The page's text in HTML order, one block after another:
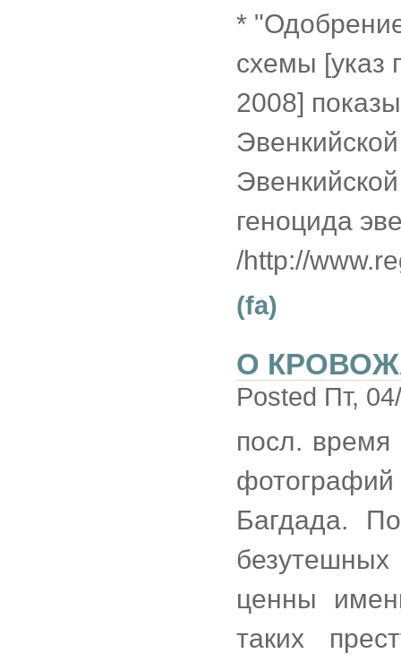
*
схемы [указ
2008]
геноцида
/http://
(fa)
О
Posted Пт,
посл. время
Багдада.
ценны
таких